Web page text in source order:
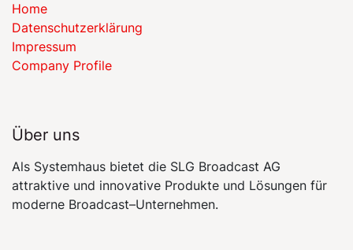
Home
​​Datenschutzerklärung​​
Impressum
Company Profile
Über uns
Als Systemhaus bietet die SLG Broadcast AG
attraktive und innovative Produkte und Lösungen für
moderne Broadcast–Unternehmen.